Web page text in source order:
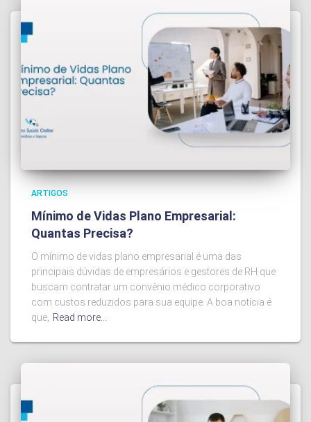
ARTIGOS
Mínimo de Vidas Plano Empresarial:
Quantas Precisa?
O mínimo de vidas plano empresarial é uma das
principais dúvidas de empresários e gestores de RH que
buscam contratar um convênio médico corporativo
com custos reduzidos para sua equipe. A boa notícia é
que, Read more…